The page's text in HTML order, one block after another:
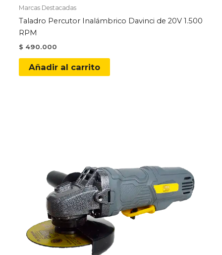
Marcas Destacadas
Taladro Percutor Inalámbrico Davinci de 20V 1.500
RPM
$ 490.000
Añadir al carrito